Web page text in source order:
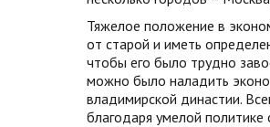
Тяжелое положение в
от старой и иметь
чтобы его было трудно
можно было наладить
владимирской династии.
благодаря умелой политике